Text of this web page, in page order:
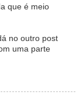
que é meio
no outro post
uma parte